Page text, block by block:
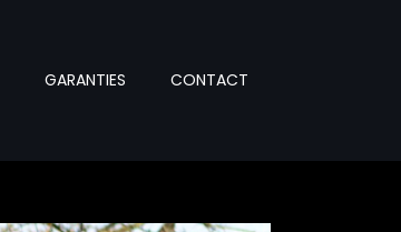
GARANTIES CONTACT